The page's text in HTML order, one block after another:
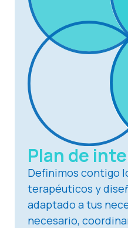
Plan de
Definimos contigo
terapéuticos y
adaptado a tus
necesario,